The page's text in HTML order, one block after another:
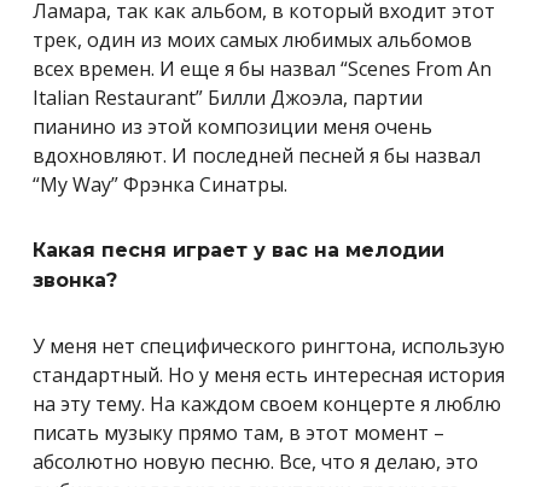
Ламара, так как альбом, в который входит этот
трек, один из моих самых любимых альбомов
всех времен. И еще я бы назвал “Scenes From An
Italian Restaurant” Билли Джоэла, партии
пианино из этой композиции меня очень
вдохновляют. И последней песней я бы назвал
“My Way” Фрэнка Синатры.
Какая песня играет у вас на мелодии
звонка?
У меня нет специфического рингтона, использую
стандартный. Но у меня есть интересная история
на эту тему. На каждом своем концерте я люблю
писать музыку прямо там, в этот момент –
абсолютно новую песню. Все, что я делаю, это